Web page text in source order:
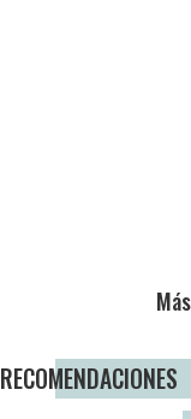
RECOMENDACIONES